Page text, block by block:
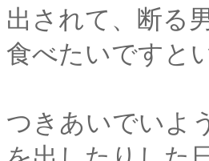
出されて、断る
食べたいですと
かし、俺は
つきあいでいよ